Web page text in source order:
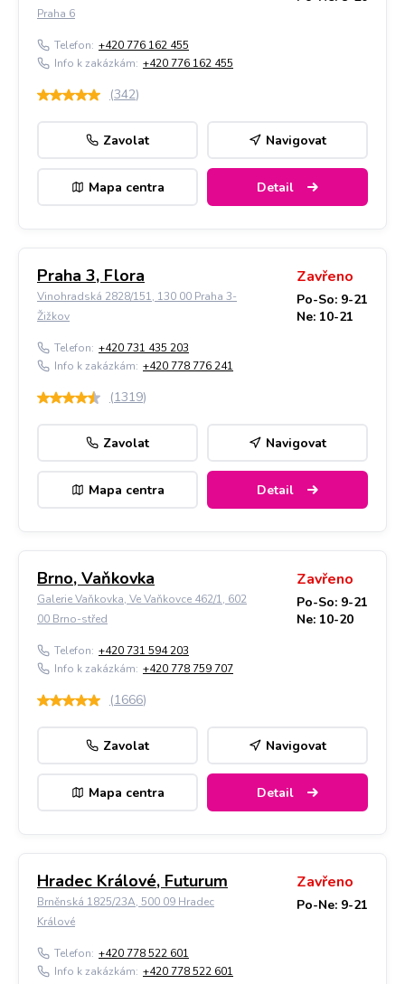
Praha 6
Telefon: +420 776 162 455
Info k zakázkám: +420 776 162 455
(342)
Zavolat Navigovat
Mapa centra Detail
Praha 3, Flora
Vinohradská 2828/151, 130 00 Praha 3-
Žižkov
Zavřeno
Po-So: 9-21
Ne: 10-21
Telefon: +420 731 435 203
Info k zakázkám: +420 778 776 241
(1319)
Zavolat Navigovat
Mapa centra Detail
Brno, Vaňkovka
Galerie Vaňkovka, Ve Vaňkovce 462/1, 602
00 Brno-střed
Zavřeno
Po-So: 9-21
Ne: 10-20
Telefon: +420 731 594 203
Info k zakázkám: +420 778 759 707
(1666)
Zavolat Navigovat
Mapa centra Detail
Hradec Králové, Futurum
Brněnská 1825/23A, 500 09 Hradec
Králové
Zavřeno
Po-Ne: 9-21
Telefon: +420 778 522 601
Info k zakázkám: +420 778 522 601